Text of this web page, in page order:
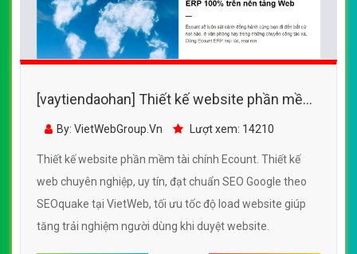
[vaytiendaohan] Thiết kế website phần mềm
tài chính Ecount đẹp SEO nhanh hiệu quả
By: VietWebGroup.Vn Lượt xem: 14210
Thiết kế website phần mềm tài chính Ecount. Thiết kế
web chuyên nghiệp, uy tín, đạt chuẩn SEO Google theo
SEOquake tại VietWeb, tối ưu tốc độ load website giúp
tăng trải nghiệm người dùng khi duyệt website.